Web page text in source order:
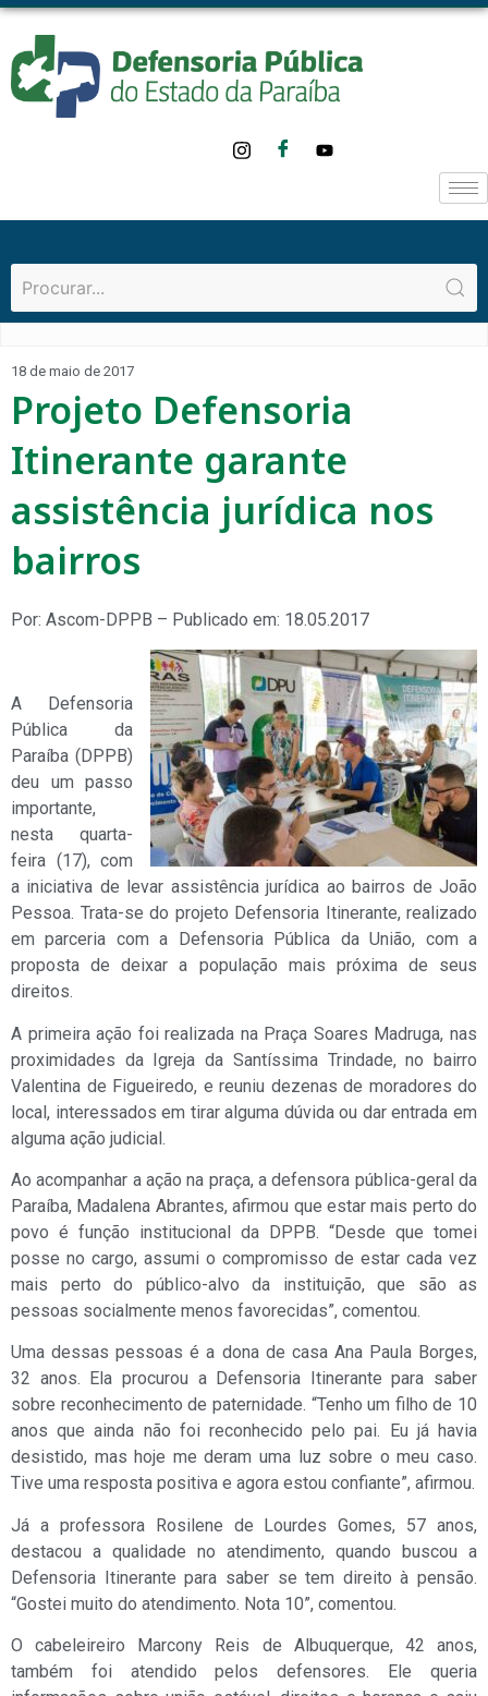
18 de maio de 2017
Projeto Defensoria
Itinerante garante
assistência jurídica nos
bairros
Por: Ascom-DPPB – Publicado em: 18.05.2017
A Defensoria
Pública da
Paraíba (DPPB)
deu um passo
importante,
nesta quarta-
feira (17), com
a iniciativa de levar assistência jurídica ao bairros de João
Pessoa. Trata-se do projeto Defensoria Itinerante, realizado
em parceria com a Defensoria Pública da União, com a
proposta de deixar a população mais próxima de seus
direitos.
A primeira ação foi realizada na Praça Soares Madruga, nas
proximidades da Igreja da Santíssima Trindade, no bairro
Valentina de Figueiredo, e reuniu dezenas de moradores do
local, interessados em tirar alguma dúvida ou dar entrada em
alguma ação judicial.
Ao acompanhar a ação na praça, a defensora pública-geral da
Paraíba, Madalena Abrantes, afirmou que estar mais perto do
povo é função institucional da DPPB. “Desde que tomei
posse no cargo, assumi o compromisso de estar cada vez
mais perto do público-alvo da instituição, que são as
pessoas socialmente menos favorecidas”, comentou.
Uma dessas pessoas é a dona de casa Ana Paula Borges,
32 anos. Ela procurou a Defensoria Itinerante para saber
sobre reconhecimento de paternidade. “Tenho um filho de 10
anos que ainda não foi reconhecido pelo pai. Eu já havia
desistido, mas hoje me deram uma luz sobre o meu caso.
Tive uma resposta positiva e agora estou confiante”, afirmou.
Já a professora Rosilene de Lourdes Gomes, 57 anos,
destacou a qualidade no atendimento, quando buscou a
Defensoria Itinerante para saber se tem direito à pensão.
“Gostei muito do atendimento. Nota 10”, comentou.
O cabeleireiro Marcony Reis de Albuquerque, 42 anos,
também foi atendido pelos defensores. Ele queria